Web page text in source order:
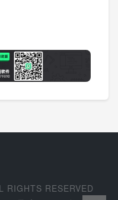
RIGHTS RESERVED